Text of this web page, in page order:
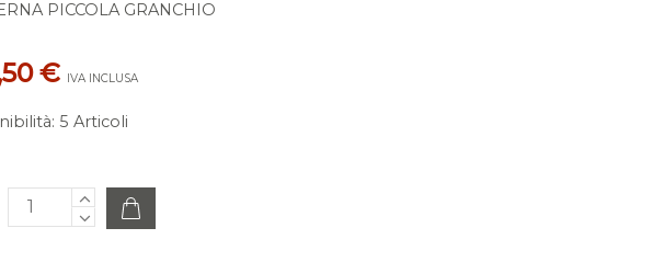
PICCOLA GRANCHIO
€ IVA INCLUSA
: 5 Articoli